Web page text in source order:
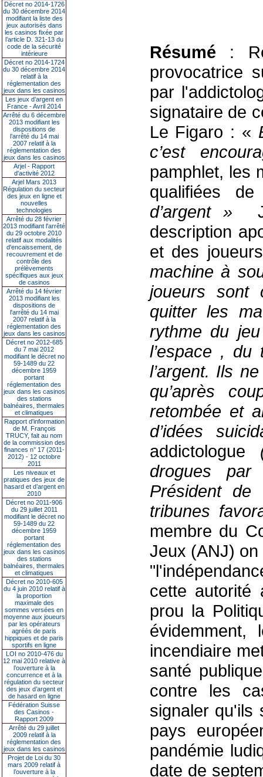
Décret no 2014-1726
du 30 décembre 2014
modifiant la liste des
jeux autorisés dans
les casinos fixée par
l’article D. 321-13 du
code de la sécurité
intérieure
Décret no 2014-1724
du 30 décembre 2014
relatif à la
réglementation des
jeux dans les casinos
Les jeux d’argent en
France - Avril 2014
Arrêté du 6 décembre
2013 modifiant les
dispositions de
l’arrêté du 14 mai
2007 relatif à la
réglementation des
jeux dans les casinos
Arjel - Rapport
d'activité 2012
Arjel Mars 2013
Régulation du secteur
des jeux en ligne et
nouvelles
technologies
Arrêté du 28 février
2013 modifiant l'arrêté
du 29 octobre 2010
relatif aux modalités
d'encaissement, de
recouvrement et de
contrôle des
prélèvements
spécifiques aux jeux
de casinos
Arrêté du 14 février
2013 modifiant les
dispositions de
l'arrêté du 14 mai
2007 relatif à la
réglementation des
jeux dans les casinos
Décret no 2012-685
du 7 mai 2012
modifiant le décret no
59-1489 du 22
décembre 1959
portant
réglementation des
jeux dans les casinos
des stations
balnéaires, thermales
et climatiques
Rapport d'information
de M. François
TRUCY, fait au nom
de la commission des
finances n° 17 (2011-
2012) - 12 octobre
2011
Les niveaux et
pratiques des jeux de
hasard et d’argent en
2010
Décret no 2011-906
du 29 juillet 2011
modifiant le décret no
59-1489 du 22
décembre 1959
portant
réglementation des
jeux dans les casinos
des stations
balnéaires, thermales
et climatiques
Décret no 2010-605
du 4 juin 2010 relatif à
la proportion
maximale des
sommes versées en
moyenne aux joueurs
par les opérateurs
agréés de paris
hippiques et de paris
sportifs en ligne
LOI no 2010-476 du
12 mai 2010 relative à
l’ouverture à la
concurrence et à la
régulation du secteur
des jeux d’argent et
de hasard en ligne
Fédération Suisse
des Casinos -
Rapport 2009
Arrêté du 29 juillet
2009 relatif à la
réglementation des
jeux dans les casinos
Projet de Loi du 30
mars 2009 relatif à
l’ouverture à la
Résumé :
provocatrice
par
signataire de
Le Figaro : «
c’est
pamphlet, les
qualifiées
d’argent »
description
et des
machine à
joueurs sont
quitter les
rythme du
l’espace ,
l’argent. Ils
qu’après
retombée et
d’idées
addictologue
drogues par
Président de
tribunes
membre du
Jeux (ANJ)
cette autorité
prou la
évidemment,
incendiaire
santé
contre les
signaler qu'ils
pays
pandémie
date de